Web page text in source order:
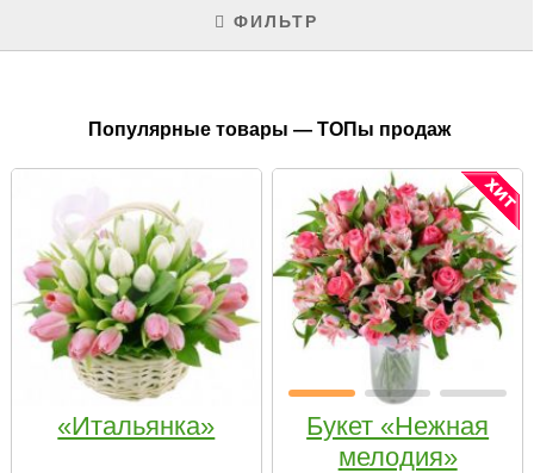
ФИЛЬТР
Популярные товары — ТОПы продаж
«Итальянка»
Букет «Нежная
мелодия»